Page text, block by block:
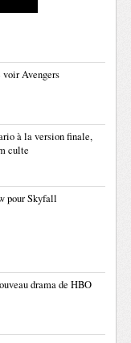
voir Avengers
à la version finale,
culte
pour Skyfall
drama de HBO